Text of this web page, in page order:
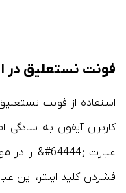
فونت نستعلیق در
استفاده از فونت
کاربران آیفون به سادگی
عبارت
فشردن کلید اینتر، این